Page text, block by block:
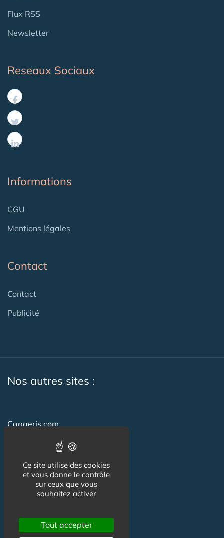
Flux RSS
Newsletter
Reseaux Sociaux
Informations
CGU
Mentions légales
Contact
Contact
Publicité
Nos autres sites :
Capgeris.com
Seniorissimmo.com
Emploi-formation-sante.com
Aidant.info
Creche-et-naissance.com
Co-Living & Co-Working
Ce site utilise des cookies
et vous donne le contrôle
sur ceux que vous
souhaitez activer
Tout accepter